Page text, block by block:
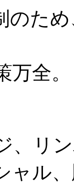
のた
全。
、リ
ャル